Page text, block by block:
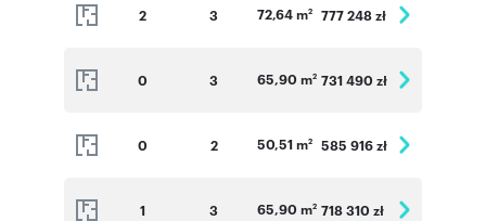
2 3 72,64 m2 777 248 zł
0 3 65,90 m2 731 490 zł
0 2 50,51 m2 585 916 zł
1 3 65,90 m2 718 310 zł